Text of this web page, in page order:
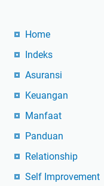
Home
Indeks
Asuransi
Keuangan
Manfaat
Panduan
Relationship
Self Improvement